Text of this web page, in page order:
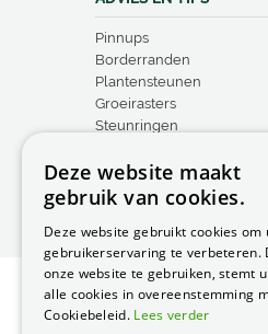
Pinnups
Borderranden
Plantensteunen
Groeirasters
Steunringen
© Peacock Garden Supports
Deze website maakt
gebruik van cookies.
Deze website gebruikt cookies om
gebruikerservaring te verbeteren.
onze website te gebruiken, stemt
alle cookies in overeenstemming
Cookiebeleid. Lees verder